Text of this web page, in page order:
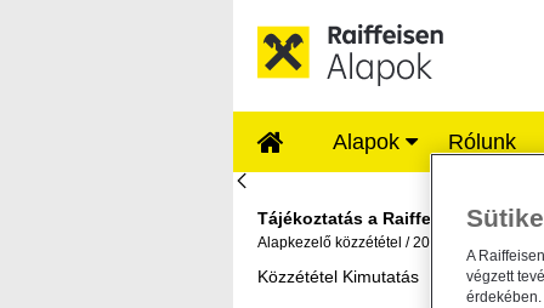
Alapok Rólunk
Főoldal - Raiffeisen
Tájékoztatás a Raiffeisen
Alapkezelő közzététel 2026. július 31.
Közzététel Kimutatás
A
végzett